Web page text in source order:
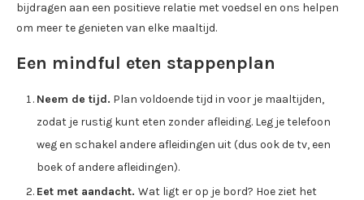
bijdragen aan een positieve relatie met voedsel en ons helpen
om meer te genieten van elke maaltijd.
Een mindful eten stappenplan
Neem de tijd. Plan voldoende tijd in voor je maaltijden,
zodat je rustig kunt eten zonder afleiding. Leg je telefoon
weg en schakel andere afleidingen uit (dus ook de tv, een
boek of andere afleidingen).
Eet met aandacht. Wat ligt er op je bord? Hoe ziet het